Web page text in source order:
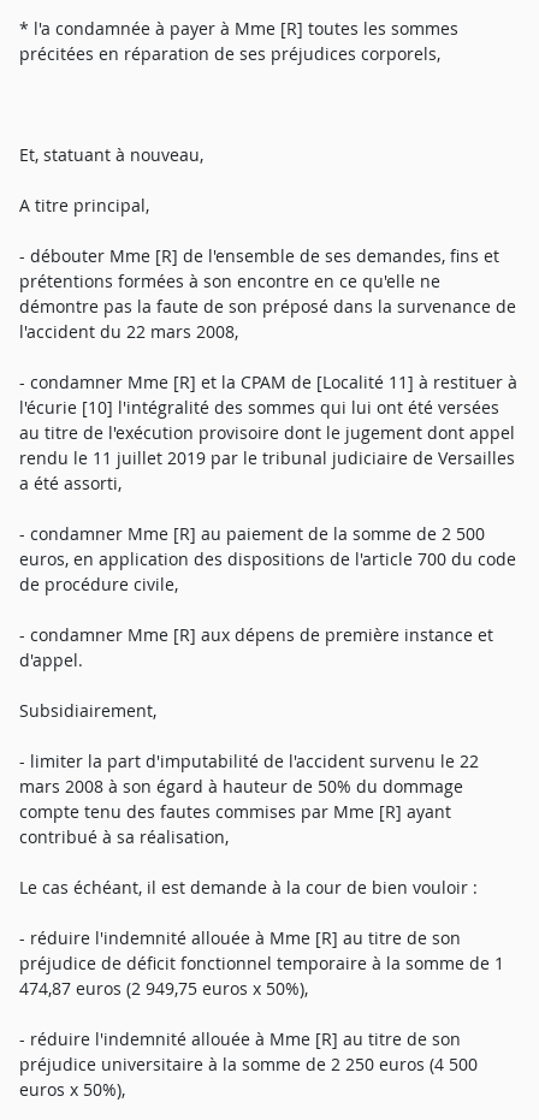
* l'a condamnée à payer à Mme [R] toutes les sommes
précitées en réparation de ses préjudices corporels,
Et, statuant à nouveau,
A titre principal,
- débouter Mme [R] de l'ensemble de ses demandes, fins et
prétentions formées à son encontre en ce qu'elle ne
démontre pas la faute de son préposé dans la survenance de
l'accident du 22 mars 2008,
- condamner Mme [R] et la CPAM de [Localité 11] à restituer à
l'écurie [10] l'intégralité des sommes qui lui ont été versées
au titre de l'exécution provisoire dont le jugement dont appel
rendu le 11 juillet 2019 par le tribunal judiciaire de Versailles
a été assorti,
- condamner Mme [R] au paiement de la somme de 2 500
euros, en application des dispositions de l'article 700 du code
de procédure civile,
- condamner Mme [R] aux dépens de première instance et
d'appel.
Subsidiairement,
- limiter la part d'imputabilité de l'accident survenu le 22
mars 2008 à son égard à hauteur de 50% du dommage
compte tenu des fautes commises par Mme [R] ayant
contribué à sa réalisation,
Le cas échéant, il est demande à la cour de bien vouloir :
- réduire l'indemnité allouée à Mme [R] au titre de son
préjudice de déficit fonctionnel temporaire à la somme de 1
474,87 euros (2 949,75 euros x 50%),
- réduire l'indemnité allouée à Mme [R] au titre de son
préjudice universitaire à la somme de 2 250 euros (4 500
euros x 50%),